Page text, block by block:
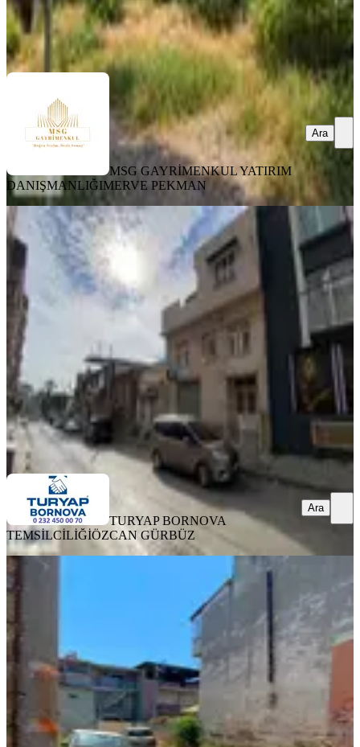
MSG GAYRİMENKUL YATIRIM DANIŞMANLIĞI
MERVE
PEKMAN
Ara
MSG GAYRİMENKUL YATIRIM
DANIŞMANLIĞIMERVE PEKMAN
Ara
YOLA YAKIN
Konak'ta Kapılar Bölgesinde Otoyol
Yakını Satılık 75 M2 Arsa
Konak, Kocakapı Mahallesi
75 m² ·Doğalgaz, Kanalizasyon
TURYAP BORNOVA TEMSİLCİLİĞİÖZCAN GÜRBÜZ
Ara
TURYAP BORNOVA
TEMSİLCİLİĞİÖZCAN GÜRBÜZ
Ara
YOLA YAKIN
Acil Gürçeşme Konak Lale Mahde
160m2 Tektapulu Yatırımlık Arsa
Konak, Lale Mahallesi
Elektrik Hattı, Parselli +3 13.125/m²
08.06.2026
2.100.000 ₺